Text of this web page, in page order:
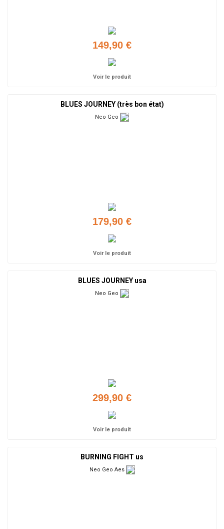
149,90 €
Voir le produit
BLUES JOURNEY (très bon état)
Neo Geo
179,90 €
Voir le produit
BLUES JOURNEY usa
Neo Geo
299,90 €
Voir le produit
BURNING FIGHT us
Neo Geo Aes